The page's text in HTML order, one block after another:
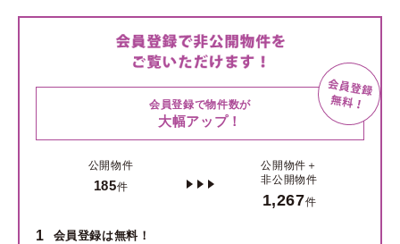
会員登録で物件数が
大幅アップ！
公開物件
185件
公開物件＋
非公開物件
1,267件
1 会員登録は無料！